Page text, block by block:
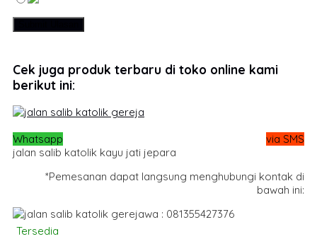
Cek juga produk terbaru di toko online kami
berikut ini:
Whatsapp
via SMS
jalan salib katolik kayu jati jepara
*Pemesanan dapat langsung menghubungi kontak di
bawah ini:
wa : 081355427376
Tersedia